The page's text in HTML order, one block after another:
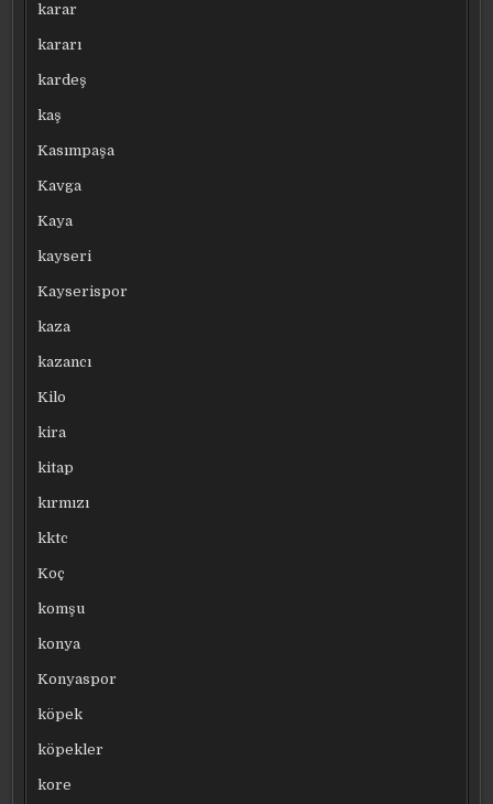
karar
kararı
kardeş
kaş
Kasımpaşa
Kavga
Kaya
kayseri
Kayserispor
kaza
kazancı
Kilo
kira
kitap
kırmızı
kktc
Koç
komşu
konya
Konyaspor
köpek
köpekler
kore